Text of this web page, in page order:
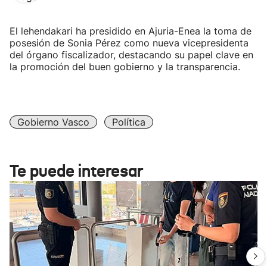
El lehendakari ha presidido en Ajuria-Enea la toma de
posesión de Sonia Pérez como nueva vicepresidenta
del órgano fiscalizador, destacando su papel clave en
la promoción del buen gobierno y la transparencia.
Gobierno Vasco Política
Te puede interesar